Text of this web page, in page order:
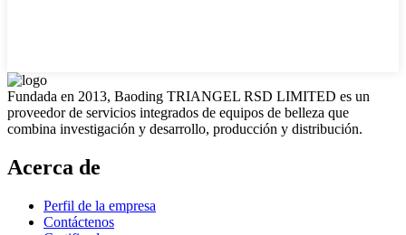
Fundada en 2013, Baoding TRIANGEL RSD LIMITED es un
proveedor de servicios integrados de equipos de belleza que
combina investigación y desarrollo, producción y distribución.
Acerca de
Perfil de la empresa
Contáctenos